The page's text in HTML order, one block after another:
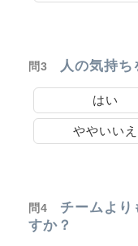
問3 人の気持ち
はい
ややいいえ
問4
チームより
すか？